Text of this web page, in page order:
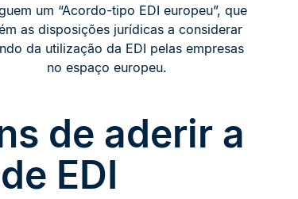
um “Acordo-tipo EDI europeu”, que
as disposições jurídicas a considerar
da utilização da EDI pelas empresas
no espaço europeu.
de aderir a
EDI